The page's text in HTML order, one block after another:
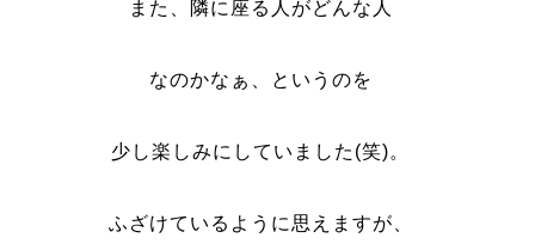
また、隣に座る人がどんな人
なのかなぁ、というのを
少し楽しみにしていました(笑)。
ふざけているように思えますが、